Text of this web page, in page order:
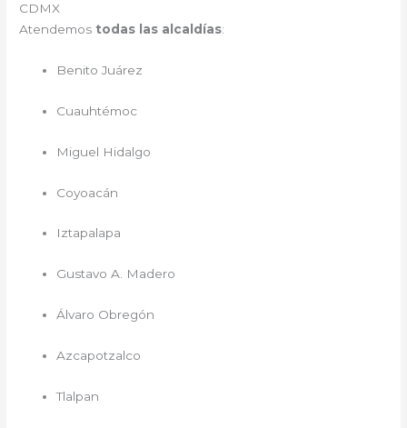
CDMX
Atendemos todas las alcaldías:
Benito Juárez
Cuauhtémoc
Miguel Hidalgo
Coyoacán
Iztapalapa
Gustavo A. Madero
Álvaro Obregón
Azcapotzalco
Tlalpan